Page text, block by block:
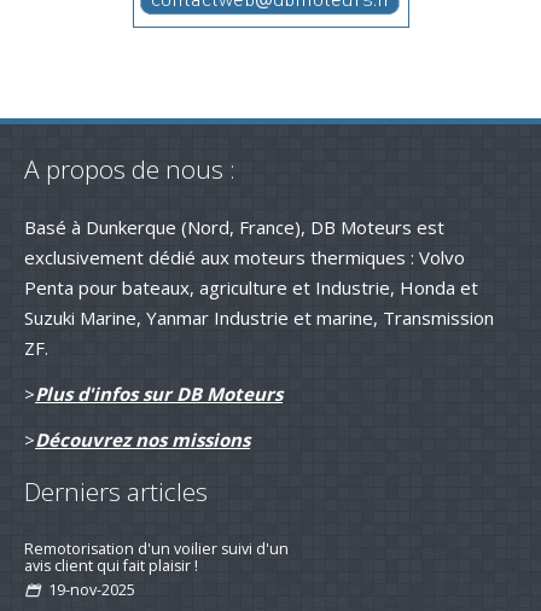
A propos de nous :
Basé à Dunkerque (Nord, France), DB Moteurs est
exclusivement dédié aux moteurs thermiques : Volvo
Penta pour bateaux, agriculture et Industrie, Honda et
Suzuki Marine, Yanmar Industrie et marine, Transmission
ZF.
>Plus d'infos sur DB Moteurs
>Découvrez nos missions
Derniers articles
Remotorisation d'un voilier suivi d'un
avis client qui fait plaisir !
19-nov-2025